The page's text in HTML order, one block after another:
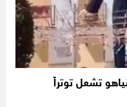
تشعل توتراً